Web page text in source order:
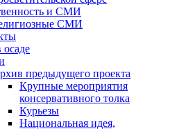
и СМИ
СМИ
предыдущего проекта
Крупные мероприятия
консервативного толка
Курьезы
Национальная идея,